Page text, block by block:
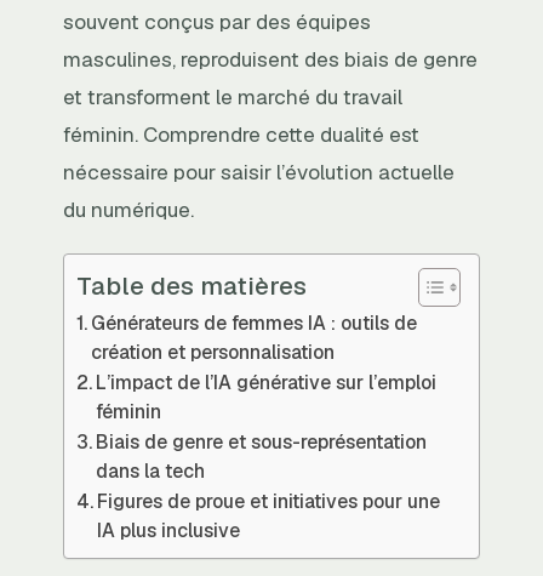
souvent conçus par des équipes
masculines, reproduisent des biais de genre
et transforment le marché du travail
féminin. Comprendre cette dualité est
nécessaire pour saisir l’évolution actuelle
du numérique.
Table des matières
Générateurs de femmes IA : outils de
création et personnalisation
L’impact de l’IA générative sur l’emploi
féminin
Biais de genre et sous-représentation
dans la tech
Figures de proue et initiatives pour une
IA plus inclusive